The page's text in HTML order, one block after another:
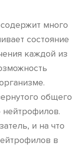
много
состояние
каждой из
общего
нейтрофилов.
и на что
в